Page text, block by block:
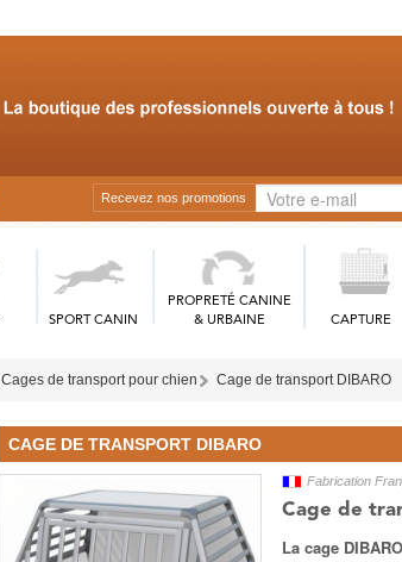
Recevez nos promotions
SPORT CANIN
PROPRETÉ CANINE
& URBAINE
CAPTURE
Cages de transport pour chien Cage de transport DIBARO
CAGE DE TRANSPORT DIBARO
Fabrication
Cage de
La cage